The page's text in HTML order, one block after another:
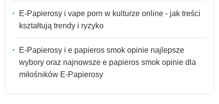
E-Papierosy i vape porn w kulturze online - jak treści
kształtują trendy i ryzyko
E-Papierosy i e papieros smok opinie najlepsze
wybory oraz najnowsze e papieros smok opinie dla
miłośników E-Papierosy